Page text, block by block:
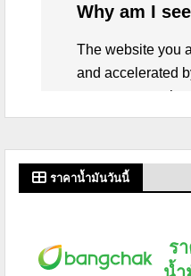
ราคาน้ำมันวันนี้